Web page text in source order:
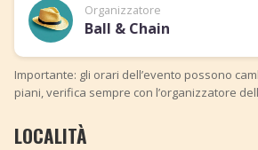
Organizzatore
Ball & Chain
Importante: gli orari dell’evento possono
piani, verifica sempre con l’organizzatore
LOCALITÀ